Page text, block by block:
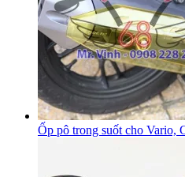
Ốp pô trong suốt cho Vario,